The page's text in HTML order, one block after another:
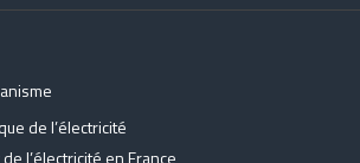
de l’électricité
l’électricité en France